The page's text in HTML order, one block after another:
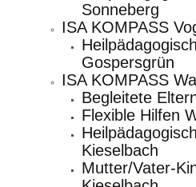
Sonneberg
ISA KOMPASS
Gospersgrün
ISA KOMPASS
Begleitete
Flexible Hilfen
Kieselbach
Mutter/Vater-